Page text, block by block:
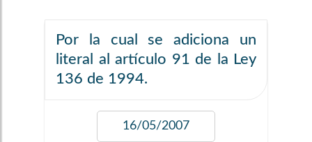
Por la cual se adiciona un
literal al artículo 91 de la Ley
136 de 1994.
16/05/2007